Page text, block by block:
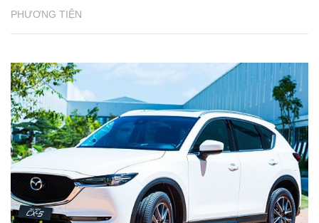
PHƯƠNG TIỆN